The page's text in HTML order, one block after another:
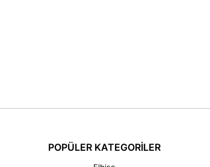
POPÜLER KATEGORİLER